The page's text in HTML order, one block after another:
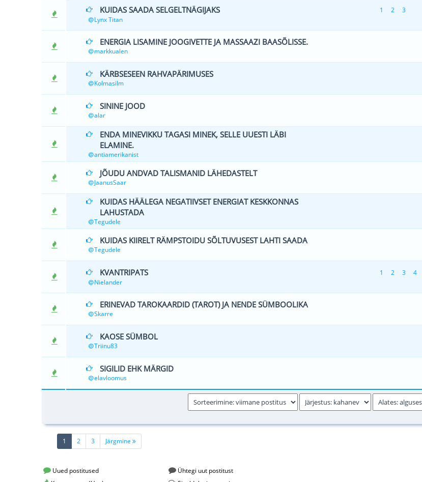
KUIDAS SAADA SELGELTNÄGIJAKS 1 2
3
Lynx Titan
0 Hääle(d) - 0 viiest (keskmiselt)
ENERGIA LISAMINE JOOGIVETTE JA MASSAAZI BAASÕLISSE.
markkualen
0 Hääle(d) - 0 viiest (keskmiselt)
12345
KÄRBSESEEN RAHVAPÄRIMUSES
Kolmasilm
0 Hääle(d) - 0 viiest (keskmiselt)
SININE JOOD
alar
ENDA MINEVIKKU TAGASI MINEK, SELLE UUESTI LÄBI
ELAMINE.
antiamerikanist
JÕUDU ANDVAD TALISMANID LÄHEDASTELT
JaanusSaar
0 Hääle(d) - 0 viiest (keskmiselt)
1 234
KUIDAS HÄÄLEGA NEGATIIVSET ENERGIAT KESKKONNAS
LAHUSTADA
Tegudele
KUIDAS KIIRELT RÄMPSTOIDU SÕLTUVUSEST LAHTI SAADA
Tegudele
0 Hääle(d) - 0 viiest (keskmiselt)
12345
KVANTRIPATS 1 2 3 4
Nielander
ERINEVAD TAROKAARDID (TAROT) JA NENDE SÜMBOOLIKA
Skarre
0 Hääle(d) - 0 viiest (keskmiselt)
1234 5
KAOSE SÜMBOL
Triinu83
SIGILID EHK MÄRGID
elavloomus
1 (current)
2 3 Järgmine
Uued postitused
Ühtegi uut postitust